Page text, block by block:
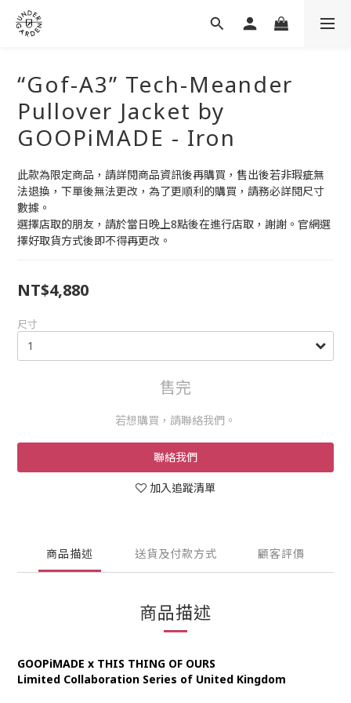
“Gof-A3” Tech-Meander
Pullover Jacket by
GOOPiMADE - Iron
此款為限定商品，請詳閱商品資訊後再購買，售出後若非瑕疵無
法退換，下單後無法更改，為了更順利的購買，請務必詳閱尺寸
數據。
選擇店取的朋友，請於當日晚上8點後在進行店取，謝謝。官網選
擇好取貨方式後即不得再更改。
NT$4,880
尺寸
售完
若想購買，請聯絡我們。
聯絡我們
加入追蹤清單
商品描述 送貨及付款方式 顧客評價
商品描述
GOOPiMADE x THIS THING OF OURS
Limited Collaboration Series of United Kingdom